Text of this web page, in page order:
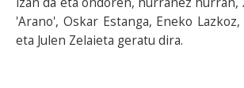
'Arano', Oskar Estanga, Eneko
eta Julen Zelaieta geratu dira.